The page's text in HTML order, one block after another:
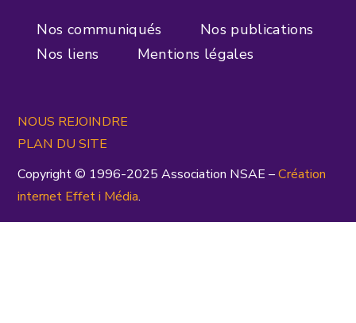
Nos communiqués
Nos publications
Nos liens
Mentions légales
NOUS REJOINDRE
PLAN DU SITE
Copyright © 1996-2025 Association NSAE –Création
internet Effet i Média.